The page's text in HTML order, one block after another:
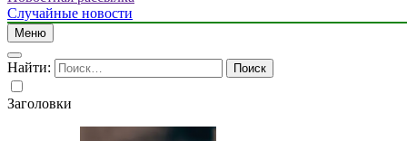
Случайные новости
Меню
Найти:
Заголовки